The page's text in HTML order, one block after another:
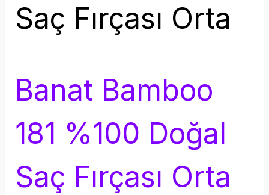
Saç Fırçası Orta
Banat Bamboo
181 %100 Doğal
Saç Fırçası Orta